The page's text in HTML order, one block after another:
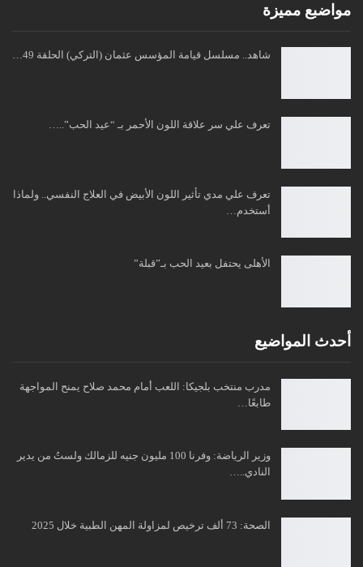
مواضبع مميزة
شاهد.. مسلسل قيامة المؤسس عثمان (التركي) الحلقة 49…
تعرف علي سر علاقة اللون الأحمر بـ “عيد الحب”..…
تعرف علي مدي تأثير اللون الأبيض في العلاج النفسي.. ولماذا
أستخدم…
الأهلى يحتفل بعيد الحب بـ”قبلة”
أحدث المواضيع
مدرب منتخب بلجيكا: اللعب أمام محمد صلاح يمنح المواجهة
طابعًا…
وزير الرياضة: وفرنا 100 مليون جنيه للزمالك ولستُ من يدير
النادي..…
الصحة: 73 ألف ترخيص لمزاولة المهن الطبية خلال 2025